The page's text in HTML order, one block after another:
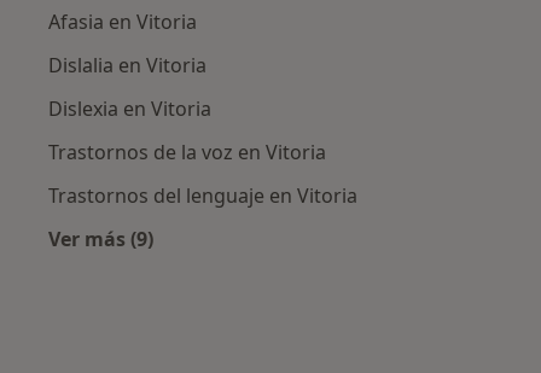
Afasia en Vitoria
Dislalia en Vitoria
Dislexia en Vitoria
Trastornos de la voz en Vitoria
Trastornos del lenguaje en Vitoria
Ver más (9)